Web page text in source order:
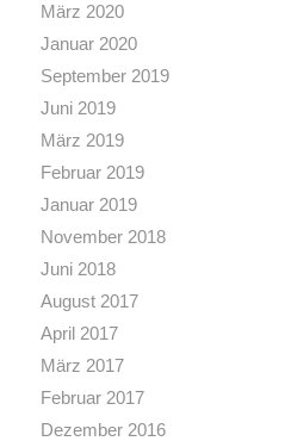
März 2020
Januar 2020
September 2019
Juni 2019
März 2019
Februar 2019
Januar 2019
November 2018
Juni 2018
August 2017
April 2017
März 2017
Februar 2017
Dezember 2016